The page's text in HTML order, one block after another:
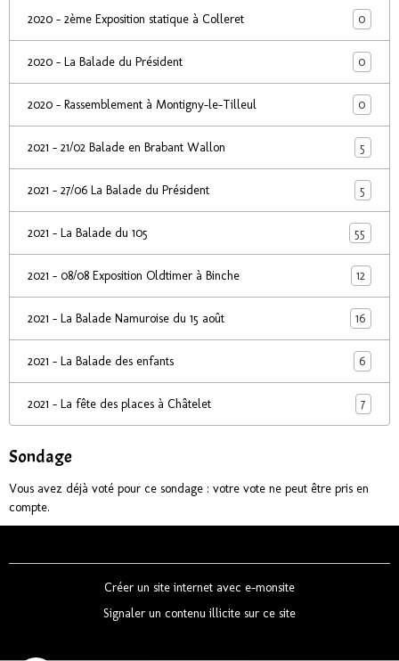
2020 - 2ème Exposition statique à Colleret 0
2020 - La Balade du Président 0
2020 - Rassemblement à Montigny-le-Tilleul 0
2021 - 21/02 Balade en Brabant Wallon 5
2021 - 27/06 La Balade du Président 5
2021 - La Balade du 105 55
2021 - 08/08 Exposition Oldtimer à Binche 12
2021 - La Balade Namuroise du 15 août 16
2021 - La Balade des enfants 6
2021 - La fête des places à Châtelet 7
Sondage
Vous avez déjà voté pour ce sondage : votre vote ne peut être pris en
compte.
Créer un site internet avec e-monsite
Signaler un contenu illicite sur ce site